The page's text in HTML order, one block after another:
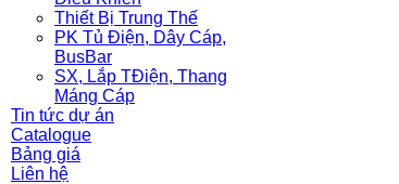
Thiết Bị Trung Thế
PK Tủ Điện, Dây Cáp,
BusBar
SX, Lắp TĐiện, Thang
Máng Cáp
Tin tức dự án
Catalogue
Bảng giá
Liên hệ